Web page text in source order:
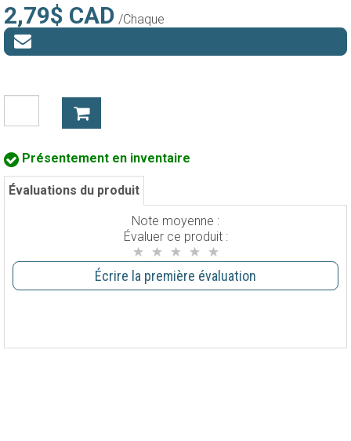
2,79$ CAD /Chaque
Présentement en inventaire
Évaluations du produit
Note moyenne :
Évaluer ce produit :
Écrire la première évaluation